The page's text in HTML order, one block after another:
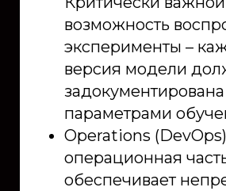
возможность
эксперименты –
версия модели
параметрами
Operations
операционная
обеспечивает